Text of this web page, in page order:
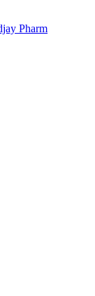
Pharm